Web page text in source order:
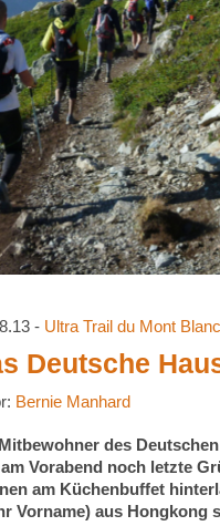
- Ultra Trail du Mont
Deutsche
Bernie Manhard
des
Vorabend noch letzte
am Küchenbuffet
Vorname) aus Hongkong